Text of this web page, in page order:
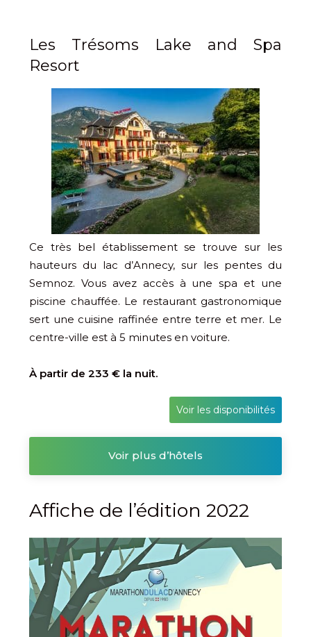
Les Trésoms Lake and Spa
Resort
Ce très bel établissement se trouve sur les
hauteurs du lac d’Annecy, sur les pentes du
Semnoz. Vous avez accès à une spa et une
piscine chauffée. Le restaurant gastronomique
sert une cuisine raffinée entre terre et mer. Le
centre-ville est à 5 minutes en voiture.
À partir de 233 € la nuit.
Voir les disponibilités
Voir plus d’hôtels
Affiche de l’édition 2022